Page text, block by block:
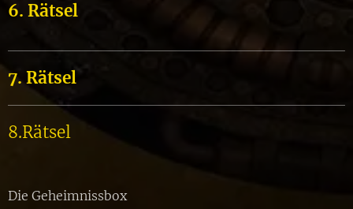
6. Rätsel
7. Rätsel
8.Rätsel
Die Geheimnissbox